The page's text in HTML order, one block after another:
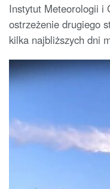
Instytut Meteorologii i
ostrzeżenie drugiego
kilka najbliższych dni